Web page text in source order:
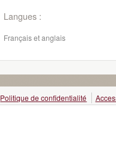
Langues :
Français et anglais
Politique de confidentialité